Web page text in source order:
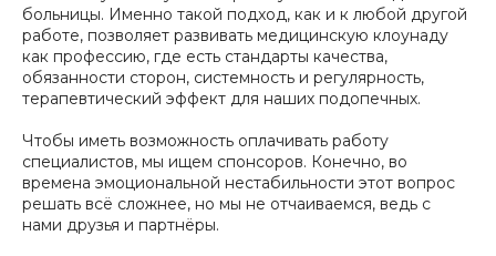
больницы. Именно такой подход, как и к любой другой
работе, позволяет развивать медицинскую клоунаду
как профессию, где есть стандарты качества,
обязанности сторон, системность и регулярность,
терапевтический эффект для наших подопечных.
Чтобы иметь возможность оплачивать работу
специалистов, мы ищем спонсоров. Конечно, во
времена эмоциональной нестабильности этот вопрос
решать всё сложнее, но мы не отчаиваемся, ведь с
нами друзья и партнёры.